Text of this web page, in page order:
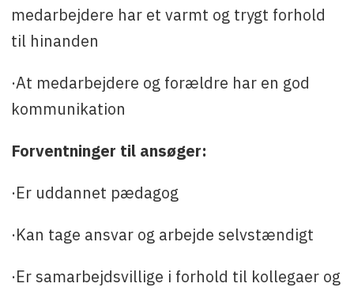
medarbejdere har et varmt og trygt forhold
til hinanden
·At medarbejdere og forældre har en god
kommunikation
Forventninger til ansøger:
·Er uddannet pædagog
·Kan tage ansvar og arbejde selvstændigt
·Er samarbejdsvillige i forhold til kollegaer og